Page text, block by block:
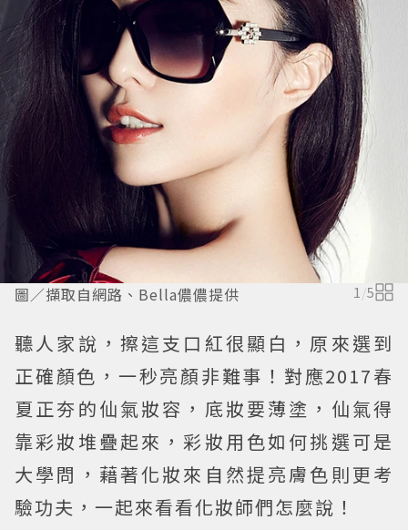
圖／擷取自網路、Bella儂儂提供 1/5
聽人家說，擦這支口紅很顯白，原來選到
正確顏色，一秒亮顏非難事！對應2017春
夏正夯的仙氣妝容，底妝要薄塗，仙氣得
靠彩妝堆疊起來，彩妝用色如何挑選可是
大學問，藉著化妝來自然提亮膚色則更考
驗功夫，一起來看看化妝師們怎麼說！